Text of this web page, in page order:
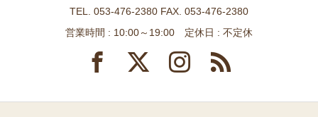
TEL. 053-476-2380 FAX. 053-476-2380
営業時間 : 10:00～19:00 定休日 : 不定休